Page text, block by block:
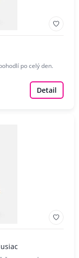
po celý den.
Detail